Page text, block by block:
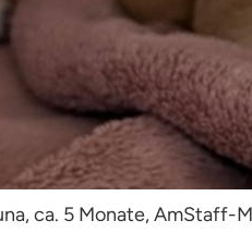
ca. 5 Monate, AmStaff-